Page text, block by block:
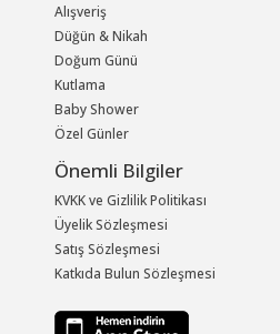
Alışveriş
Düğün & Nikah
Doğum Günü
Kutlama
Baby Shower
Özel Günler
Önemli Bilgiler
KVKK ve Gizlilik Politikası
Üyelik Sözleşmesi
Satış Sözleşmesi
Katkıda Bulun Sözleşmesi